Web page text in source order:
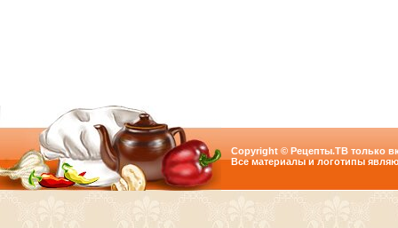
Copyright © Рецепты.ТВ только
Все материалы и логотипы